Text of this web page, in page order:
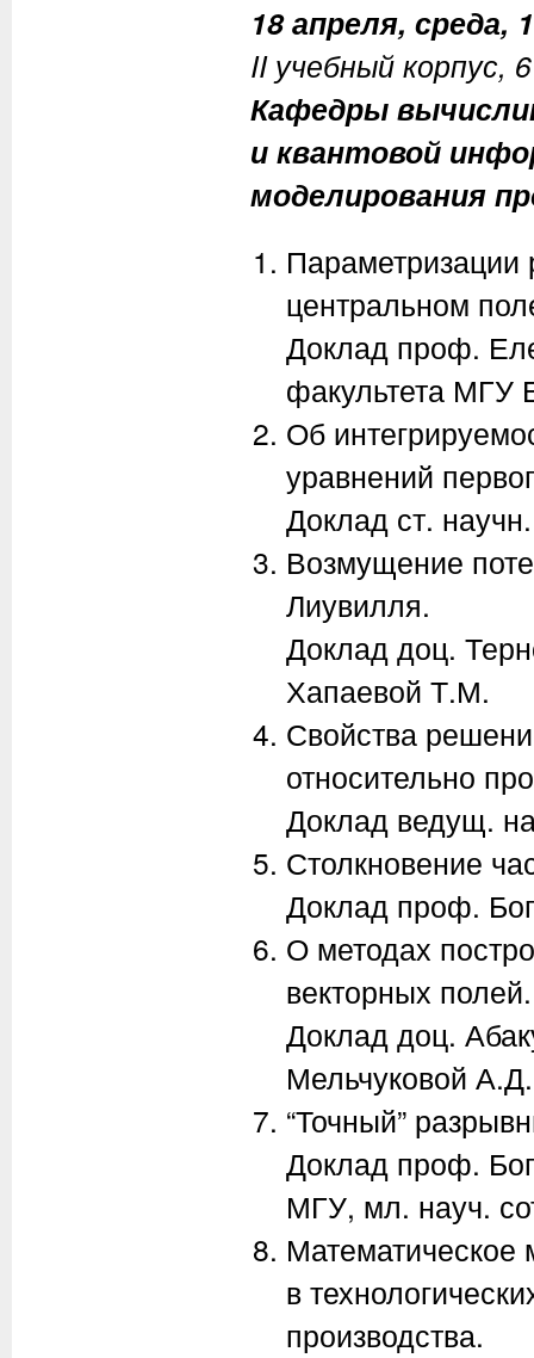
18 апреля, среда,
II учебный корпус,
Кафедры
и квантовой
моделирования
центральном
Доклад проф.
факультета МГУ
Об
уравнений
Доклад ст.
Возмущение
Лиувилля.
Доклад доц.
Хапаевой Т.М.
Свойства
относительно
Доклад ведущ.
Столкновение
Доклад проф.
О методах
векторных полей.
Доклад доц.
Мельчуковой А.Д.
“Точный”
Доклад проф.
МГУ, мл. науч.
Математическое
в
производства.